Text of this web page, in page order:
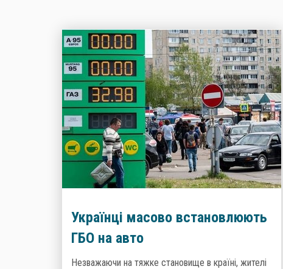
Українці масово встановлюють
ГБО на авто
Незважаючи на тяжке становище в країні, жителі